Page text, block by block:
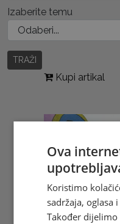
Izaberite temu
TRAŽI
Kupi artikal
Ova
Koristimo
sadržaja, oglasa
Također